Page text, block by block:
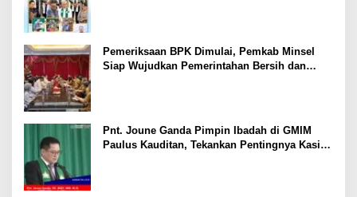
Pemeriksaan BPK Dimulai, Pemkab Minsel
Siap Wujudkan Pemerintahan Bersih dan
Pnt. Joune Ganda Pimpin Ibadah di GMIM
Paulus Kauditan, Tekankan Pentingnya Kasih